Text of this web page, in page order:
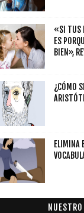
«SI TUS
ES
BIEN»,
¿CÓMO
ELIMINA